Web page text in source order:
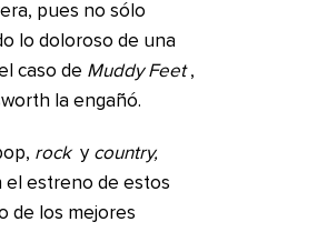
pues no sólo
lo doloroso de una
caso de Muddy Feet ,
la engañó.
rock y country,
el estreno de estos
de los mejores